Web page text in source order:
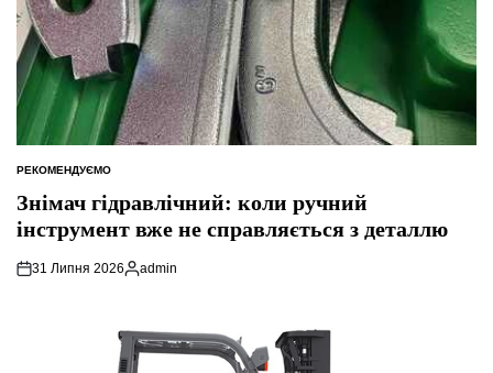
ОПУБЛІКУВАТИ
РЕКОМЕНДУЄМО
Знімач гідравлічний: коли ручний
інструмент вже не справляється з деталлю
31 Липня 2026
Опубліковано
admin